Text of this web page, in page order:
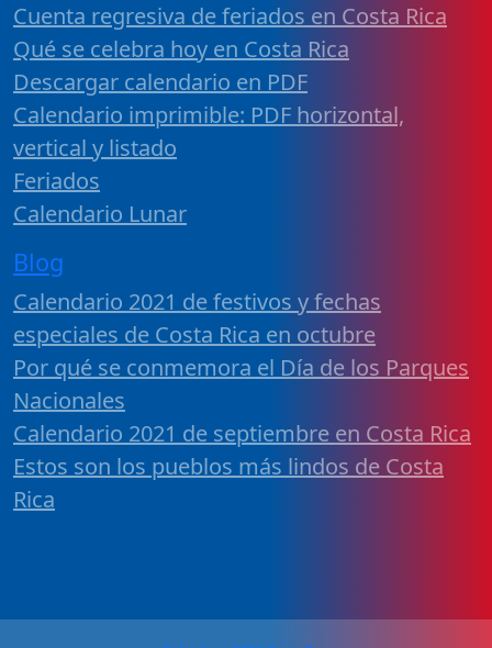
Cuenta regresiva de feriados en Costa Rica
Qué se celebra hoy en Costa Rica
Descargar calendario en PDF
Calendario imprimible: PDF horizontal,
vertical y listado
Feriados
Calendario Lunar
Blog
Calendario 2021 de festivos y fechas
especiales de Costa Rica en octubre
Por qué se conmemora el Día de los Parques
Nacionales
Calendario 2021 de septiembre en Costa Rica
Estos son los pueblos más lindos de Costa
Rica